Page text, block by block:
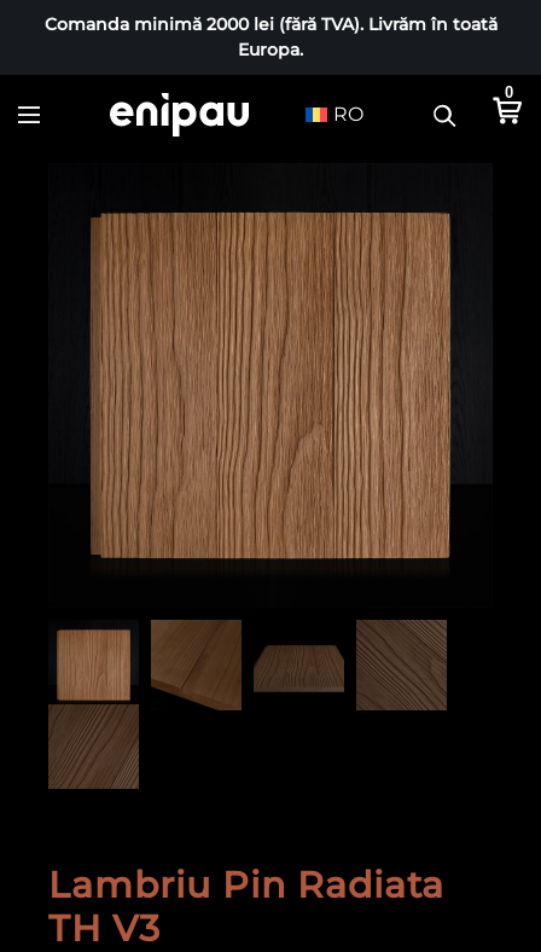
Comanda minimă 2000 lei (fără TVA). Livrăm în toată
Europa.
RO
0
Lambriu Pin Radiata
TH V3